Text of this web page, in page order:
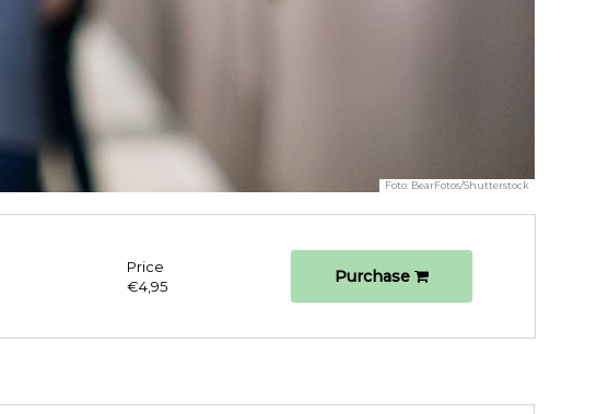
Foto: BearFotos/Shutterstock
Price
€4,95
Purchase